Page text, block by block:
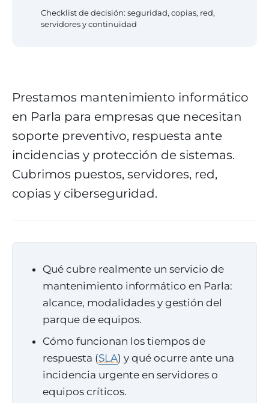
Checklist de decisión: seguridad, copias, red,
servidores y continuidad
Prestamos mantenimiento informático
en Parla para empresas que necesitan
soporte preventivo, respuesta ante
incidencias y protección de sistemas.
Cubrimos puestos, servidores, red,
copias y ciberseguridad.
Qué cubre realmente un servicio de
mantenimiento informático en Parla:
alcance, modalidades y gestión del
parque de equipos.
Cómo funcionan los tiempos de
respuesta (SLA) y qué ocurre ante una
incidencia urgente en servidores o
equipos críticos.